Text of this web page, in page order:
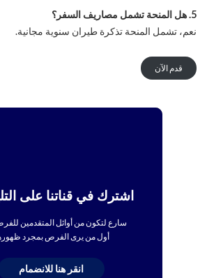
5. هل المنحة تشمل مصاريف السفر؟
نعم، تشمل المنحة تذكرة طيران سنوية مجانية.
قدم الآن
اشترك في قناتنا على
سارع لتكون من أوائل المتقدمين
أول من يرى الفرص بمجرد
انقر هنا للانضمام